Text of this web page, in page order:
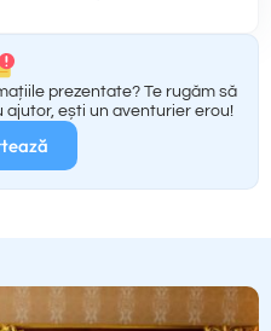
prezentate? Te rugăm să
ești un aventurier erou!